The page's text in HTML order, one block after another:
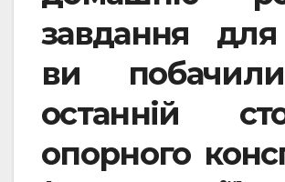
завдання
ви
останній
опорного